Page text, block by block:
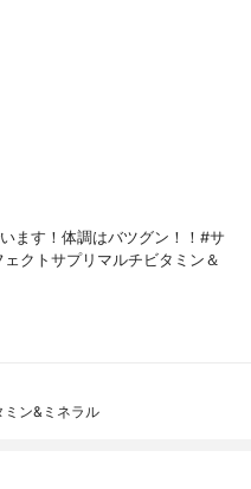
ます！体調はバツグン！！#サ
クトサプリマルチビタミン＆
ミン&ミネラル